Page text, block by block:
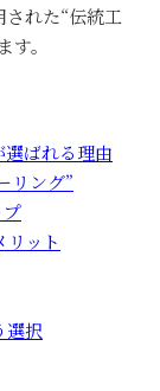
れた“伝統工
。
ばれる理由
リング”
ット
選択